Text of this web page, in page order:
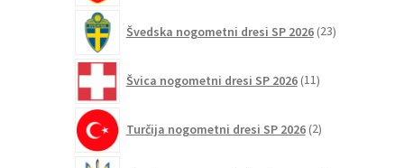
Švedska nogometni dresi SP 2026 23izdelkov
Švica nogometni dresi SP 2026 11izdelkov
Turčija nogometni dresi SP 2026 2izdelka